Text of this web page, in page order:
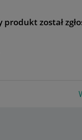
produkt został